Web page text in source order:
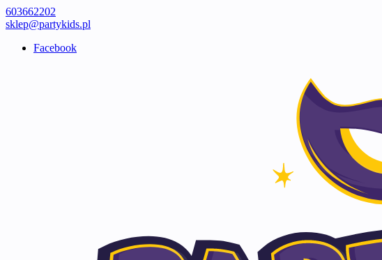
603662202
sklep@partykids.pl
Facebook